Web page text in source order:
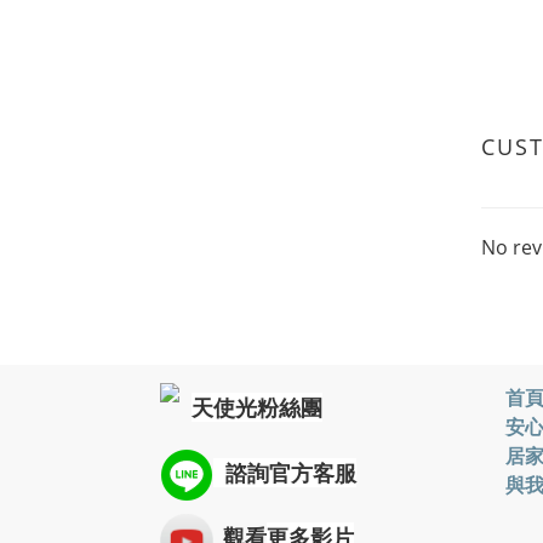
No
天使光粉絲團
諮詢官方客服
首頁
安
居
與